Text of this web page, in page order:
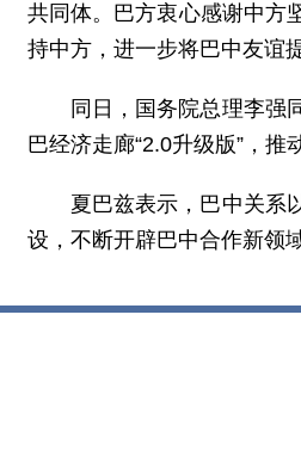
共同体。巴方衷心感谢中方
持中方，进一步将巴中友谊
同日，国务院总理李强
巴经济走廊“2.0升级版”，
夏巴兹表示，巴中关系
设，不断开辟巴中合作新领域